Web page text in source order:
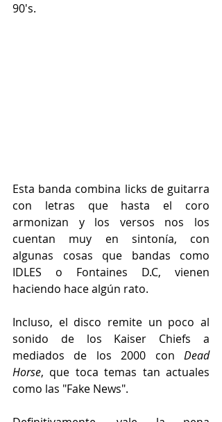
90's.
Esta banda combina licks de guitarra
con letras que hasta el coro
armonizan y los versos nos los
cuentan muy en sintonía, con
algunas cosas que bandas como
IDLES o Fontaines D.C, vienen
haciendo hace algún rato.
Incluso, el disco remite un poco al
sonido de los Kaiser Chiefs a
mediados de los 2000 con Dead
Horse, que toca temas tan actuales
como las "Fake News".